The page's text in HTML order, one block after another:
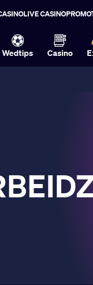
LIVE CASINO
Wedtips Casino